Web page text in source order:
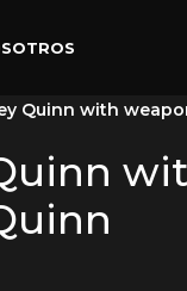
Quinn with